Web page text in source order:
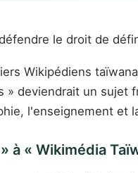
le droit de
Wikipédiens
» deviendrait un sujet
l'enseignement et
à « Wikimédia